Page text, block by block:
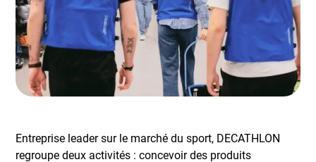
Entreprise leader sur le marché du sport, DECATHLON
regroupe deux activités : concevoir des produits